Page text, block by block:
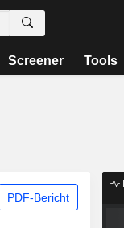
Screener Tools
PDF-Bericht